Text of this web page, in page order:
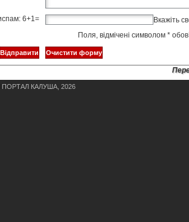
6+1=
Вкажіть
Поля, відмічені символом *
КАЛУША, 2026